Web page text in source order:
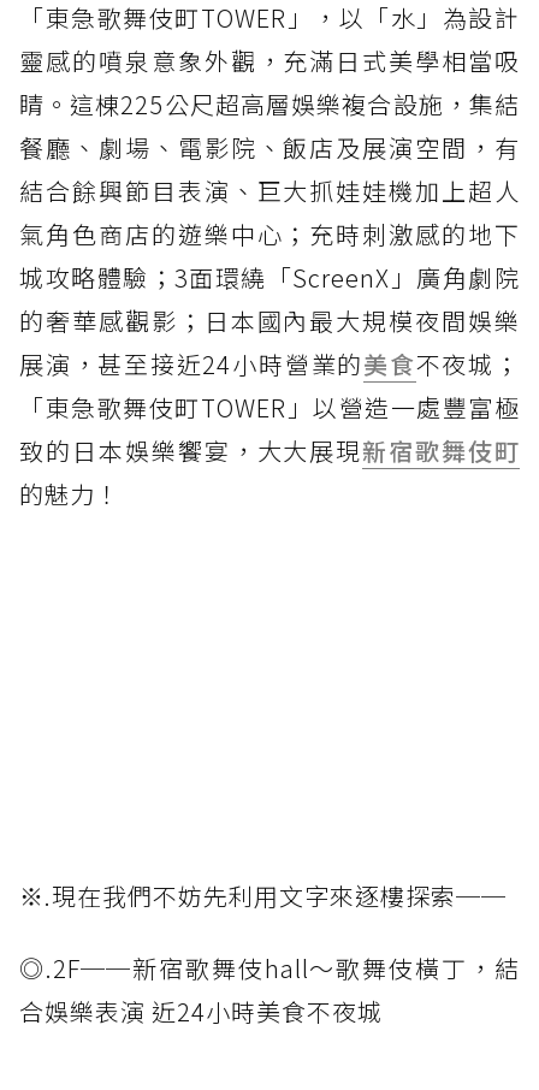
「東急歌舞伎町TOWER」，以「水」為設計
靈感的噴泉意象外觀，充滿日式美學相當吸
睛。這棟225公尺超高層娛樂複合設施，集結
餐廳、劇場、電影院、飯店及展演空間，有
結合餘興節目表演、巨大抓娃娃機加上超人
氣角色商店的遊樂中心；充時刺激感的地下
城攻略體驗；3面環繞「ScreenX」廣角劇院
的奢華感觀影；日本國內最大規模夜間娛樂
展演，甚至接近24小時營業的美食不夜城；
「東急歌舞伎町TOWER」以營造一處豐富極
致的日本娛樂饗宴，大大展現新宿歌舞伎町
的魅力！
※.現在我們不妨先利用文字來逐樓探索──
◎.2F──新宿歌舞伎hall～歌舞伎橫丁，結
合娛樂表演 近24小時美食不夜城